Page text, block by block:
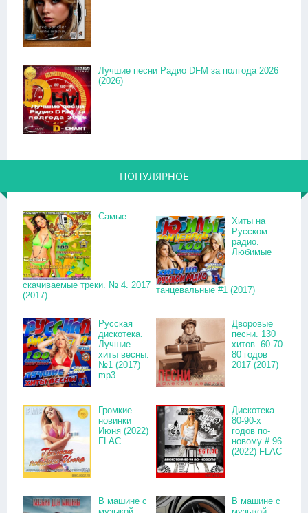
Лучшие песни Радио DFM за полгода 2026
(2026)
ПОПУЛЯРНОЕ
Самые
скачиваемые треки. № 4. 2017
(2017)
Хиты на
Русском
радио.
Любимые
танцевальные #1 (2017)
Русская
дискотека.
Лучшие
хиты весны.
№1 (2017)
mp3
Дворовые
песни. 130
хитов. 60-70-
80 годов
2017 (2017)
Громкие
новинки
Июня (2022)
FLAC
Дискотека
80-90-х
годов по-
новому # 96
(2022) FLAC
В машине с
В машине с